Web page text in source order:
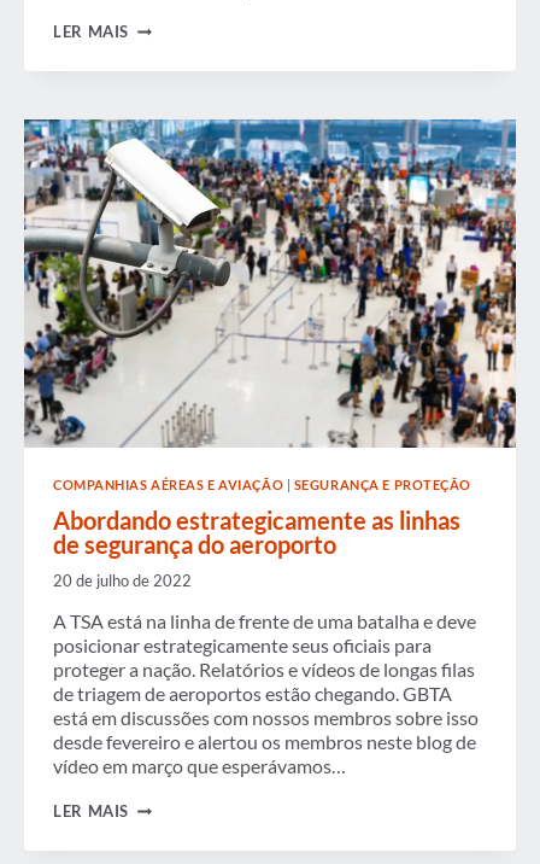
LER MAIS SENADOR
DAS
VIAGENS
TURISMO
NA
CÚPULA
LEGISLATIVA
DA
GBTA
COMPANHIAS AÉREAS E AVIAÇÃO SEGURANÇA E PROTEÇÃO
Abordando estrategicamente as linhas
de segurança do aeroporto
20 de julho de 2022
A TSA está na linha de frente de uma batalha e deve
posicionar estrategicamente seus oficiais para
proteger a nação. Relatórios e vídeos de longas filas
de triagem de aeroportos estão chegando. GBTA
está em discussões com nossos membros sobre isso
desde fevereiro e alertou os membros neste blog de
vídeo em março que esperávamos…
LER MAIS ABORDANDO